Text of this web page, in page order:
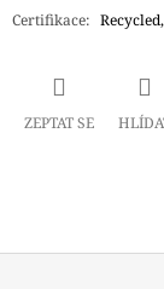
Certifikace:
ZEPTAT SE